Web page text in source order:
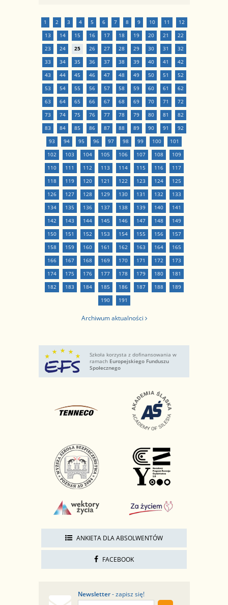
1 2 3 4 5 6 7 8 9 10 11
12
13
14 15 16 17 18 19 20 21
22
23
24 25 26 27 28 29 30 31
32
33
34 35 36 37 38 39 40 41
42
43
44 45 46 47 48 49 50 51
52
53
54 55 56 57 58 59 60 61
62
63
64 65 66 67 68 69 70 71
72
73
74 75 76 77 78 79 80 81
82
83
84 85 86 87 88 89 90 91
92
93
94 95 96 97 98 99 100
101
102
103 104 105 106 107 108
109
110
111 112 113 114 115 116
117
118
119 120 121 122 123 124
125
126
127 128 129 130 131 132
133
134
135 136 137 138 139 140
141
142
143 144 145 146 147 148
149
150
151 152 153 154 155 156
157
158
159 160 161 162 163 164
165
166
167 168 169 170 171 172
173
174
175 176 177 178 179 180
181
182
183 184 185 186 187 188
189
190
191
Archiwum aktualności
Szkoła korzysta z dofinansowania w
ramach Europejskiego Funduszu
Społecznego
ANKIETA DLA ABSOLWENTÓW
FACEBOOK
Newsletter- zapisz się!